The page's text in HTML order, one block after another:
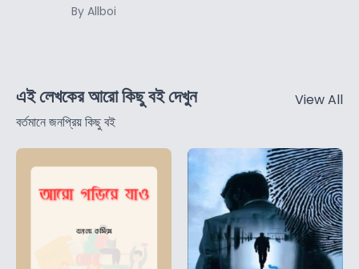
By Allboi
এই লেখকের আরো কিছু বই দেখুন
বর্তমানে জনপ্রিয় কিছু বই
View All